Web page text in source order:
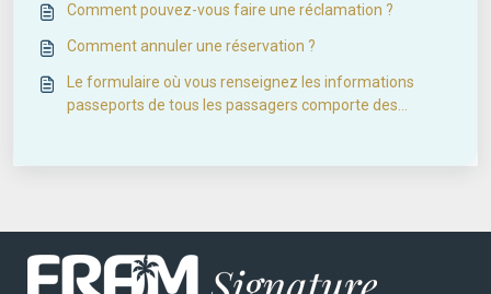
Comment pouvez-vous faire une réclamation ?
Comment annuler une réservation ?
Le formulaire où vous renseignez les informations
passeports de tous les passagers comporte des